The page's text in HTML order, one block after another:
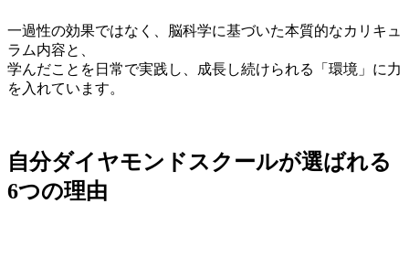
一過性の効果ではなく、
脳科学に基づいた本質的なカリキュ
ラム内容と、
学んだことを日常で実践し、
成長し続けられる「環境」 に力
を入れています。
自分ダイヤモンドスクールが選ばれる
6つの理由